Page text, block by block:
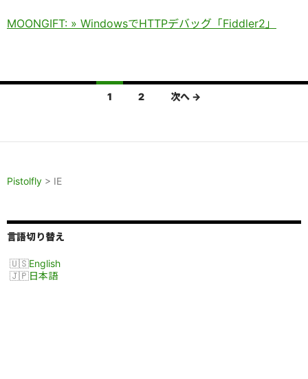
MOONGIFT: » WindowsでHTTPデバッグ「Fiddler2」
ナ
ゲ
ー
シ
ョ
ン
1 2 次へ →
Pistolfly > IE
言語切り替え
English
日本語